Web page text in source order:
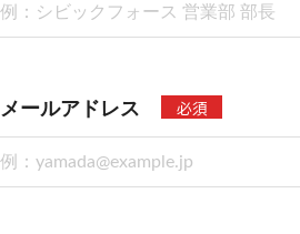
メールアドレス 必須